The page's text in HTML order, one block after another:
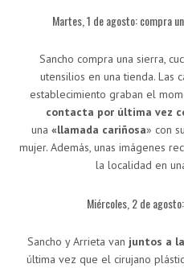
Martes, 1 de agosto: compra
Sancho compra una sierra,
utensilios en una tienda. Las
establecimiento graban el
contacta por última vez
una «llamada cariñosa» con
mujer. Además, unas imágenes
la localidad en
Miércoles, 2 de
Sancho y Arrieta van juntos a
última vez que el cirujano